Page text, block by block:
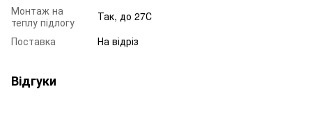
Монтаж на
теплу підлогу
Так, до 27С
Поставка
На відріз
Відгуки